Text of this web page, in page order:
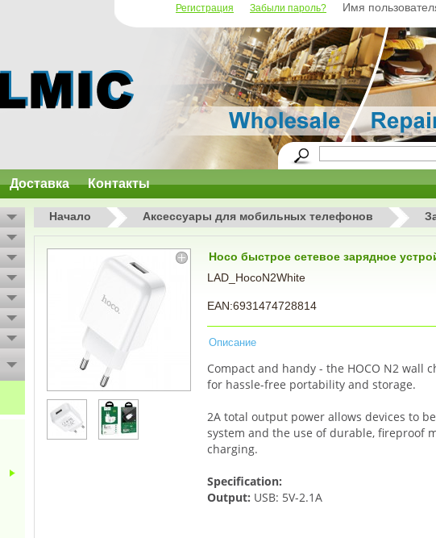
Регистрация Забыли пароль? Имя
Доставка Контакты
Начало Аксессуары для мобильных телефонов
Hoco быстрое cетевoе заряднoе
LAD_HocoN2White
EAN:6931474728814
Описание
Compact and handy - the HOCO N2 wall
for hassle-free portability and storage.
2A total output power allows devices to
system and the use of durable, fireproof
charging.
Specification:
Output: USB: 5V-2.1A